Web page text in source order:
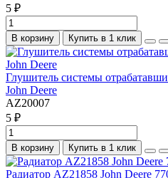
5 ₽
В корзину Купить в 1 клик
Глушитель системы
John Deere
AZ20007
5 ₽
В корзину Купить в 1 клик
Радиатор AZ21858 John Deere